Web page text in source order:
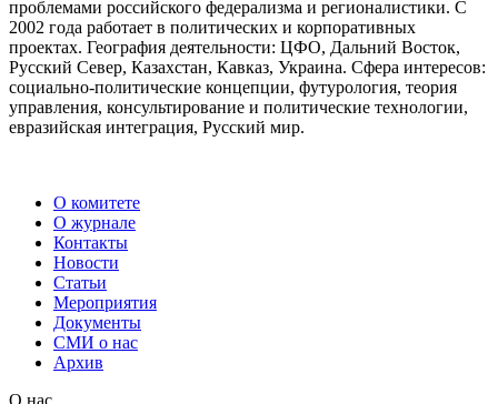
проблемами российского федерализма и регионалистики. С
2002 года работает в политических и корпоративных
проектах. География деятельности: ЦФО, Дальний Восток,
Русский Север, Казахстан, Кавказ, Украина. Сфера интересов:
социально-политические концепции, футурология, теория
управления, консультирование и политические технологии,
евразийская интеграция, Русский мир.
О комитете
О журнале
Контакты
Новости
Статьи
Мероприятия
Документы
СМИ о нас
Архив
О нас